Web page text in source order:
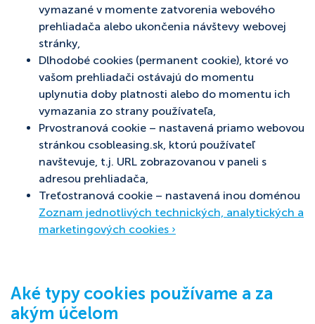
vymazané v momente zatvorenia webového
prehliadača alebo ukončenia návštevy webovej
stránky,
Dlhodobé cookies (permanent cookie), ktoré vo
vašom prehliadači ostávajú do momentu
uplynutia doby platnosti alebo do momentu ich
vymazania zo strany používateľa,
Prvostranová cookie – nastavená priamo webovou
stránkou csobleasing.sk, ktorú používateľ
navštevuje, t.j. URL zobrazovanou v paneli s
adresou prehliadača,
Treťostranová cookie – nastavená inou doménou
Zoznam jednotlivých technických, analytických a
marketingových cookies ›
Aké typy cookies používame a za
akým účelom